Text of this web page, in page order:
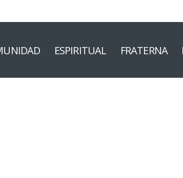
ESPIRITUAL FRATERNA